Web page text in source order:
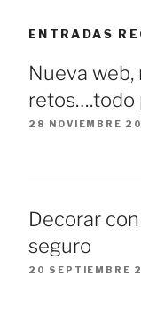
ENTRADAS
Nueva web,
retos….todo
28 NOVIEMBRE
Decorar
seguro
20 SEPTIEMBRE